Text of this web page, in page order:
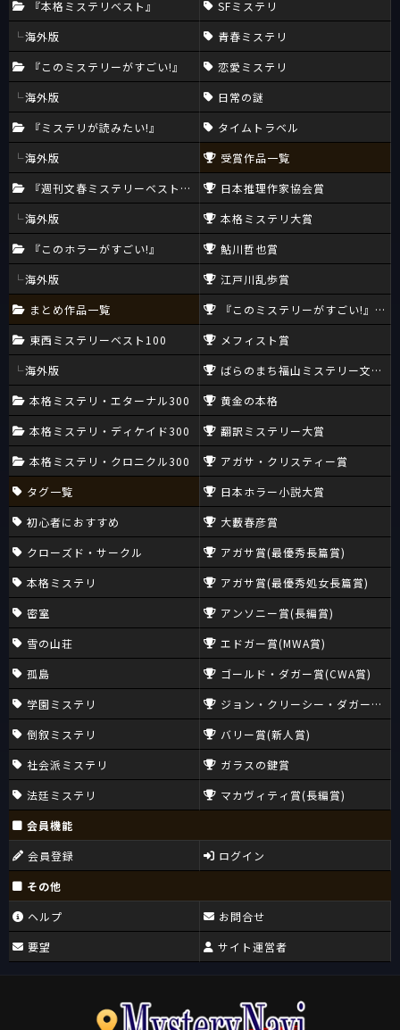
『本格ミステリベスト』
海外版
『このミステリーがすごい!』
海外版
『ミステリが読みたい!』
海外版
『週刊文春ミステリーベスト10』
海外版
『このホラーがすごい!』
海外版
まとめ作品一覧
東西ミステリーベスト100
海外版
本格ミステリ・エターナル300
本格ミステリ・ディケイド300
本格ミステリ・クロニクル300
タグ一覧
初心者におすすめ
クローズド・サークル
本格ミステリ
密室
雪の山荘
孤島
学園ミステリ
倒叙ミステリ
社会派ミステリ
法廷ミステリ
SFミステリ
青春ミステリ
恋愛ミステリ
日常の謎
タイムトラベル
受賞作品一覧
日本推理作家協会賞
本格ミステリ大賞
鮎川哲也賞
江戸川乱歩賞
『このミステリーがすごい!』大賞
メフィスト賞
ばらのまち福山ミステリー文学新
黄金の本格
翻訳ミステリー大賞
アガサ・クリスティー賞
日本ホラー小説大賞
大藪春彦賞
アガサ賞(最優秀長篇賞)
アガサ賞(最優秀処女長篇賞)
アンソニー賞(長編賞)
エドガー賞(MWA賞)
ゴールド・ダガー賞(CWA賞)
ジョン・クリーシー・ダガー賞
バリー賞(新人賞)
ガラスの鍵賞
マカヴィティ賞(長編賞)
会員機能
会員登録
ログイン
その他
ヘルプ
要望
お問合せ
サイト運営者